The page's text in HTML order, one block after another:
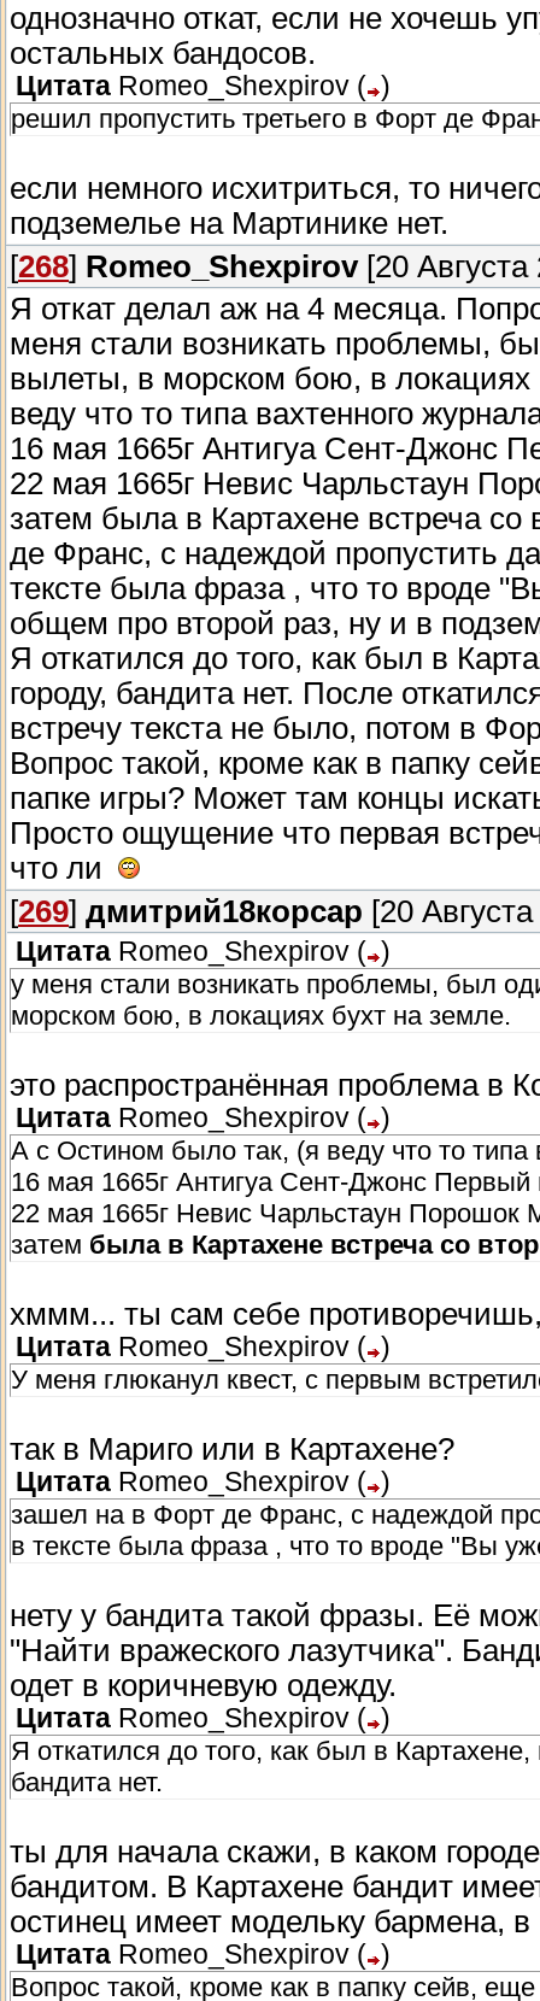
однозначно откат, если не хочешь
остальных бандосов.
Цитата Romeo_Shexpirov ( )
решил пропустить третьего в Форт де
если немного исхитриться, то
подземелье на Мартинике нет.
[268] Romeo_Shexpirov[20 Августа
Я откат делал аж на 4 месяца.
меня стали возникать проблемы,
вылеты, в морском бою, в
веду что то типа вахтенного
16 мая 1665г Антигуа Сент-Джонс
22 мая 1665г Невис Чарльстаун
затем была в Картахене встреча
де Франс, с надеждой пропустить
тексте была фраза , что то вроде
общем про второй раз, ну и в
Я откатился до того, как был в
городу, бандита нет. После
встречу текста не было, потом в
Вопрос такой, кроме как в папку
папке игры? Может там концы
Просто ощущение что первая
что ли
[269] дмитрий18корсар [20
Цитата Romeo_Shexpirov ( )
у меня стали возникать проблемы, был
морском бою, в локациях бухт на земле.
это распространённая проблема в
Цитата Romeo_Shexpirov ( )
А с Остином было так, (я веду что то типа
16 мая 1665г Антигуа Сент-Джонс
22 мая 1665г Невис Чарльстаун Порошок
затем была в Картахене встреча со
хммм... ты сам себе
Цитата Romeo_Shexpirov ( )
У меня глюканул квест, с первым
так в Мариго или в Картахене?
Цитата Romeo_Shexpirov ( )
зашел на в Форт де Франс, с надеждой
в тексте была фраза , что то вроде "Вы
нету у бандита такой фразы. Её
"Найти вражеского лазутчика".
одет в коричневую одежду.
Цитата Romeo_Shexpirov ( )
Я откатился до того, как был в
бандита нет.
ты для начала скажи, в каком
бандитом. В Картахене бандит
остинец имеет модельку бармена,
Цитата Romeo_Shexpirov ( )
Вопрос такой, кроме как в папку сейв,